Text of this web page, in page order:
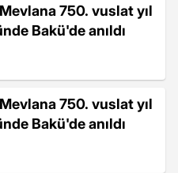
750. vuslat yıl
Bakü'de anıldı
750. vuslat yıl
Bakü'de anıldı